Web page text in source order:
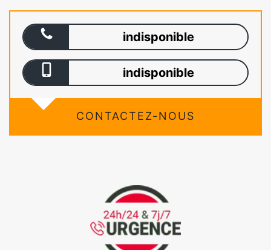
indisponible
indisponible
CONTACTEZ-NOUS